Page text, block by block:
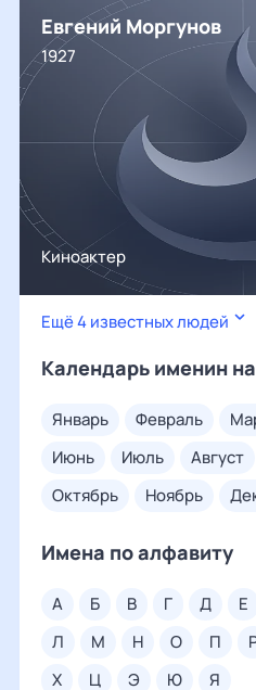
Евгений Моргунов
1927
Киноактер
Ещё 4 известных людей
Календарь именин
январь февраль
июнь
июль август
октябрь
ноябрь
Имена по алфавиту
а б в г д е
л
м н о п
х
ц э ю я